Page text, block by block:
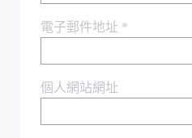
電子郵件地址 *
個人網站網址